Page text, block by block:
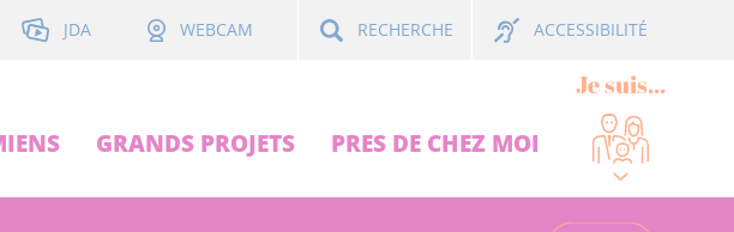
JDA WEBCAM RECHERCHE ACCESSIBILITÉ
GRANDS PROJETS PRES DE CHEZ MOI
Je suis...